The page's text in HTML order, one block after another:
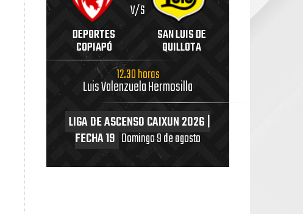
DEPORTES
COPIAPÓ
V/S
SAN LUIS DE
QUILLOTA
12.30 horas
Luis Valenzuela Hermosilla
LIGA DE ASCENSO CAIXUN 2026 |
FECHA 19 Domingo 9 de agosto